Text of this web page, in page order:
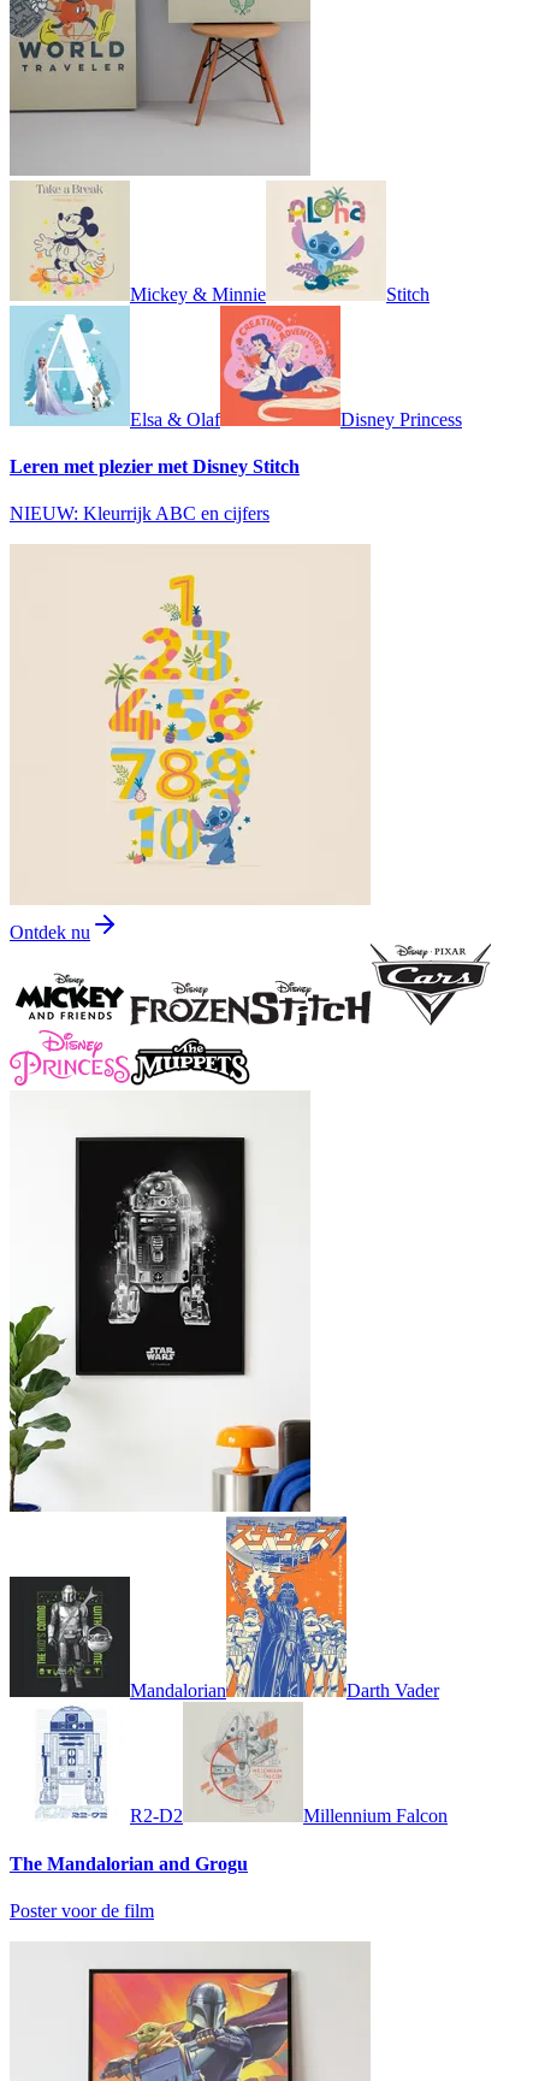
Mickey & Minnie Stitch
Elsa & Olaf Disney Princess
Leren met plezier met Disney Stitch
NIEUW: Kleurrijk ABC en cijfers
Ontdek nu
Mandalorian Darth Vader
R2-D2 Millennium Falcon
The Mandalorian and Grogu
Poster voor de film